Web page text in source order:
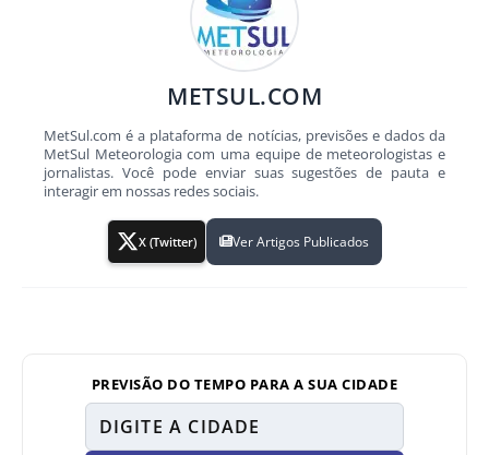
METSUL.COM
MetSul.com é a plataforma de notícias, previsões e dados da
MetSul Meteorologia com uma equipe de meteorologistas e
jornalistas. Você pode enviar suas sugestões de pauta e
interagir em nossas redes sociais.
X (Twitter) Ver Artigos Publicados
PREVISÃO DO TEMPO PARA A SUA CIDADE